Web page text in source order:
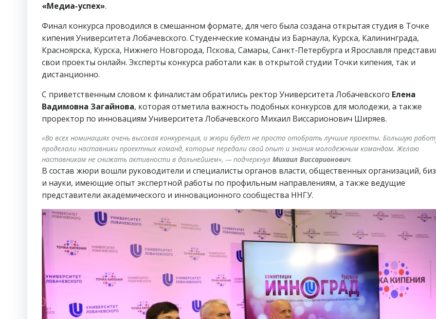
«Медиа-успех».
Финал конкурса проводился в смешанном формате, для чего была создана открытая студия в Точке
кипения Университета Лобачевского. Студенческие команды из Барнаула, Курска, Калининграда,
Красноярска, Курска, Нижнего Новгорода, Пскова, Самары, Санкт-Петербурга и Ярославля
свои проекты онлайн. Эксперты конкурса работали как в открытой студии Точки кипения, так и
дистанционно.
С приветственным словом к финалистам обратились ректор Университета Лобачевского Елена
Вадимовна Загайнова, которая отметила важность подобных конкурсов для молодежи, а также
проректор по инновациям Университета Лобачевского Михаил Виссарионович Ширяев.
«Во всех номинациях очень высокая конкуренция, и жюри будет не просто отобрать лучшие проекты. Большую
проделали наставники проектных команд, которые передали свой опыт и знания молодежным командам. Желаю
наставникам не снижать активности в дальнейшем», — подчеркнул Михаил Виссарионович.
В состав жюри вошли руководители и специалисты органов власти, общественных организаций,
и науки, имеющие опыт экспертной работы по профильным направлениям, а также ведущие
представители академического и инновационного сообщества ННГУ.